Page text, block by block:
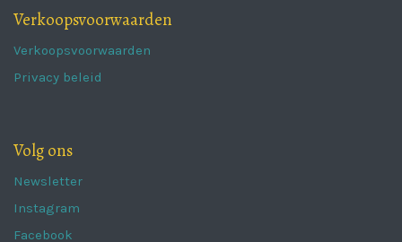
Verkoopsvoorwaarden
Verkoopsvoorwaarden
Privacy beleid
Volg ons
Newsletter
Instagram
Facebook